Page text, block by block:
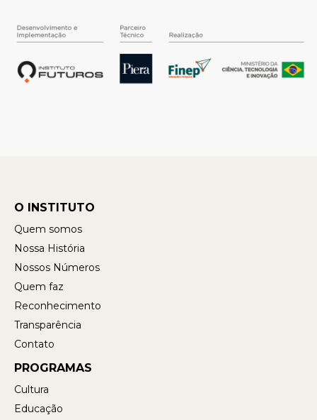
O INSTITUTO
Quem somos
Nossa História
Nossos Números
Quem faz
Reconhecimento
Transparência
Contato
PROGRAMAS
Cultura
Educação